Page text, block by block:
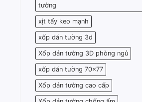
tường
xịt tẩy keo mạnh
xốp dán tường 3d
Xốp dán tường 3D phòng ngủ
xốp dán tường 70x77
Xốp dán tường cao cấp